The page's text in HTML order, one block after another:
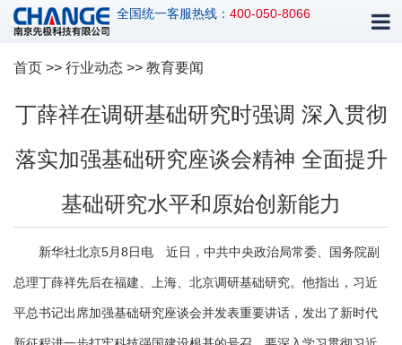
全国统一客服热线： 400-050-8066
首页 >> 行业动态 >> 教育要闻
丁薛祥在调研基础研究时强调 深入贯彻
落实加强基础研究座谈会精神 全面提升
基础研究水平和原始创新能力
新华社北京5月8日电 近日，中共中央政治局常委、国务院副
总理丁薛祥先后在福建、上海、北京调研基础研究。他指出，习近
平总书记出席加强基础研究座谈会并发表重要讲话，发出了新时代